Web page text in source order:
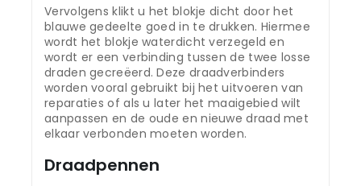
Vervolgens klikt u het blokje dicht door het
blauwe gedeelte goed in te drukken. Hiermee
wordt het blokje waterdicht verzegeld en
wordt er een verbinding tussen de twee losse
draden gecreëerd. Deze draadverbinders
worden vooral gebruikt bij het uitvoeren van
reparaties of als u later het maaigebied wilt
aanpassen en de oude en nieuwe draad met
elkaar verbonden moeten worden.
Draadpennen